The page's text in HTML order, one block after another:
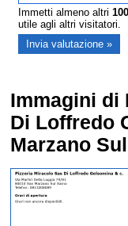
Immetti almeno altri100
utile agli altri visitatori.
Immagini di
Di Loffredo
Marzano